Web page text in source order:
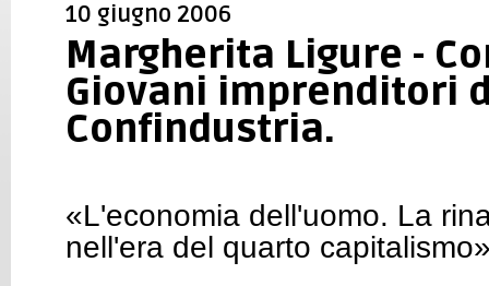
10 giugno 2006
Margherita Ligure -
Giovani imprenditori
Confindustria.
«L'economia dell'uomo. La
nell'era del quarto